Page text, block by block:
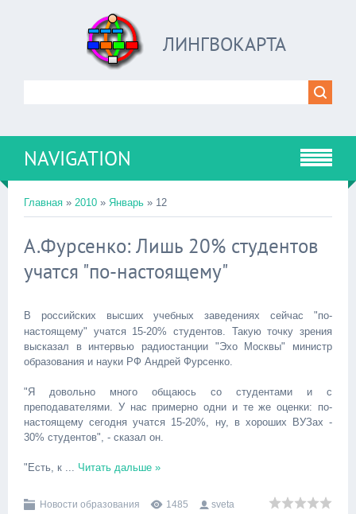
ЛИНГВОКАРТА
NAVIGATION
Главная » 2010 » Январь » 12
А.Фурсенко: Лишь 20% студентов
учатся "по-настоящему"
В российских высших учебных заведениях сейчас "по-
настоящему" учатся 15-20% студентов. Такую точку зрения
высказал в интервью радиостанции "Эхо Москвы" министр
образования и науки РФ Андрей Фурсенко.
"Я довольно много общаюсь со студентами и с
преподавателями. У нас примерно одни и те же оценки: по-
настоящему сегодня учатся 15-20%, ну, в хороших ВУЗах -
30% студентов", - сказал он.
"Есть, к ... Читать дальше »
Новости образования 1485
sveta